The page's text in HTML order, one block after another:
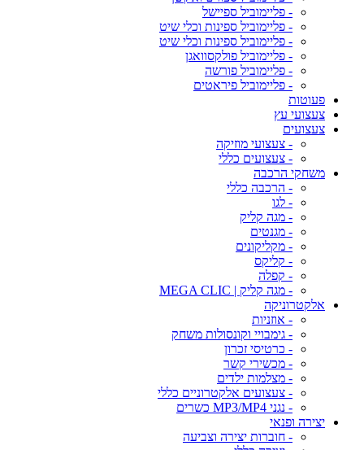
- פליימוביל ספיישל
- פליימוביל ספינות וכלי שיט
- פליימוביל ספינות וכלי שיט
- פליימוביל פולקסוואגן
- פליימוביל פורשה
- פליימוביל פיראטים
פעוטות
צעצועי עץ
צעצועים
- צעצועי מוזיקה
- צעצועים כללי
משחקי הרכבה
- הרכבה כללי
- לגו
- מגה קליק
- מגנטים
- מקליקונים
- קליקס
- קפלה
- מגה קליק | MEGA CLIC
אלקטרוניקה
- אוזניות
- גימבויי וקונסולות משחק
- כרטיסי זכרון
- מכשירי קשר
- מצלמות ילדים
- צעצועים אלקטרוניים כללי
- נגני MP3/MP4 כשרים
יצירה ופנאי
- חוברות יצירה וצביעה